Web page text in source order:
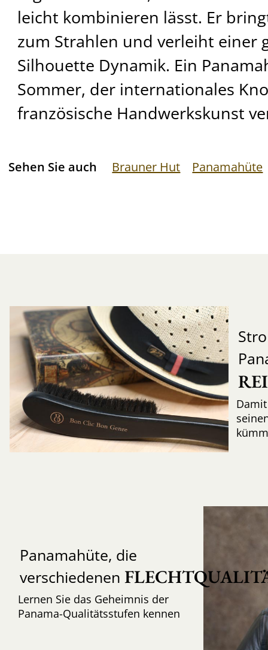
leicht kombinieren lässt. Er
zum Strahlen und verleiht einer
Silhouette Dynamik. Ein
Sommer, der internationales
französische Handwerkskunst
Sehen Sie auch Brauner Hut Panamahüte
Panamahüte, die
verschiedenen
Lernen Sie das Geheimnis der
Panama-Qualitätsstufen kennen